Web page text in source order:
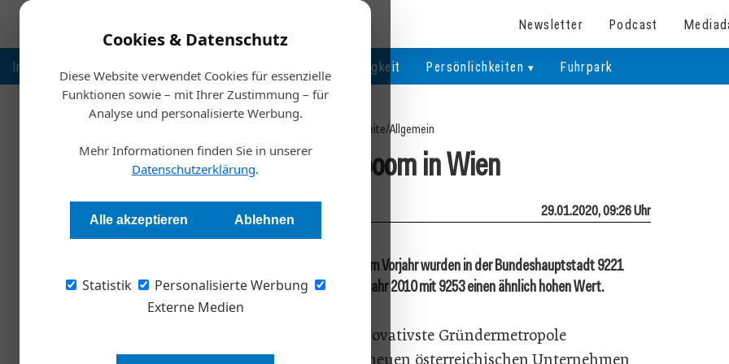
Cookies & Datenschutz
Diese Website verwendet Cookies für essenzielle
Funktionen sowie – mit Ihrer Zustimmung – für
Analyse und personalisierte Werbung.
Mehr Informationen finden Sie in unserer
Datenschutzerklärung.
Alle akzeptieren Ablehnen
Statistik
Personalisierte Werbung
Externe Medien
Newsletter Podcast
Inspiration Nachhaltigkeit Persönlichkeiten Fuhrpark
Startseite/Allgemein
Gründerboom in Wien
Redaktion 29.01.2020, 09:26 Uhr
Der Wirtschaftsstandort Wien wächst weiter: Im Vorjahr wurden in der Bundeshauptstadt 9221
Unternehmen gegründet, letztmals gab es im Jahr 2010 mit 9253 einen ähnlich hohen Wert.
„Wien ist die dynamischste und innovativste Gründermetropole
Österreichs, knapp ein Viertel aller neuen österreichischen Unternehmen